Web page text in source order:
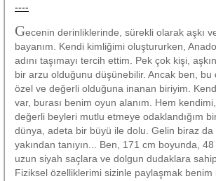
----
Gecenin derinliklerinde, sürekli olarak aşkı
bayanım. Kendi kimliğimi oluştururken,
adını taşımayı tercih ettim. Pek çok kişi,
bir arzu olduğunu düşünebilir. Ancak ben, bu
özel ve değerli olduğuna inanan biriyim.
var, burası benim oyun alanım. Hem
değerli beyleri mutlu etmeye odaklandığım
dünya, adeta bir büyü ile dolu. Gelin biraz da
yakından tanıyın... Ben, 171 cm boyunda, 48
uzun siyah saçlara ve dolgun dudaklara sahip
Fiziksel özelliklerimi sizinle paylaşmak benim